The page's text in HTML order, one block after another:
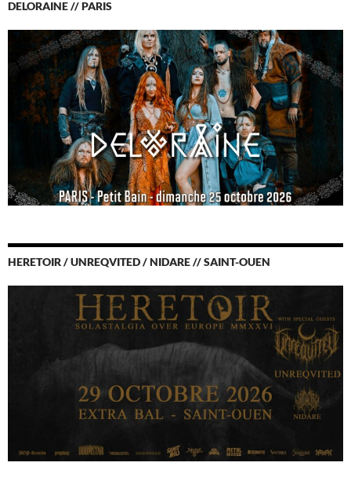
DELORAINE // PARIS
HERETOIR / UNREQVITED / NIDARE // SAINT-OUEN